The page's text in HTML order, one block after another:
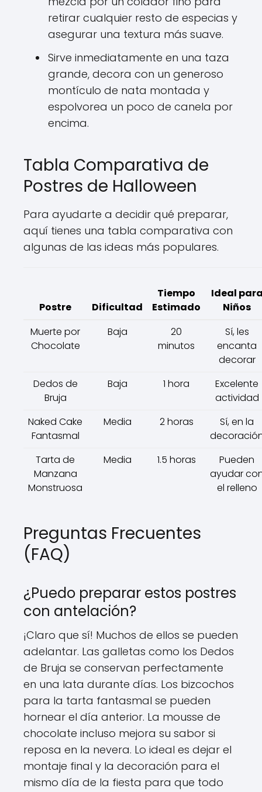
retirar cualquier resto de especias y
asegurar una textura más suave.
Sirve inmediatamente en una taza
grande, decora con un generoso
montículo de nata montada y
espolvorea un poco de canela por
encima.
Tabla Comparativa de
Postres de Halloween
Para ayudarte a decidir qué preparar,
aquí tienes una tabla comparativa con
algunas de las ideas más populares.
Postre Dificultad
Tiempo
Estimado
Ideal
Niños
Muerte por
Chocolate
Baja
20
minutos
Sí, les
encanta
decorar
Dedos de
Bruja
Baja 1 hora
Excelente
actividad
Naked Cake
Fantasmal
Media 2 horas
Sí, en la
Tarta de
Manzana
Monstruosa
Media 1.5 horas
Pueden
ayudar
el relleno
Preguntas Frecuentes
(FAQ)
¿Puedo preparar estos postres
con antelación?
¡Claro que sí! Muchos de ellos se pueden
adelantar. Las galletas como los Dedos
de Bruja se conservan perfectamente
en una lata durante días. Los bizcochos
para la tarta fantasmal se pueden
hornear el día anterior. La mousse de
chocolate incluso mejora su sabor si
reposa en la nevera. Lo ideal es dejar el
montaje final y la decoración para el
mismo día de la fiesta para que todo